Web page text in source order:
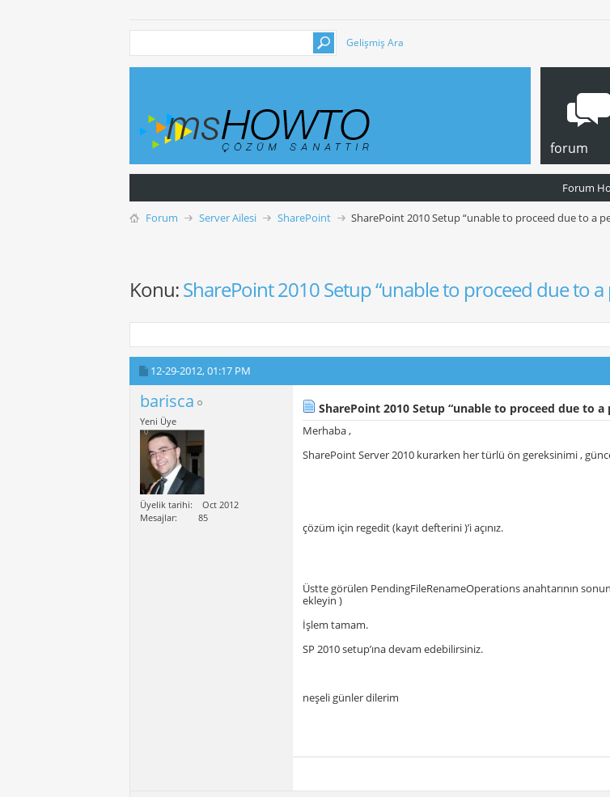
Gelişmiş Ara
forum
Forum
Forum Server Ailesi SharePoint SharePoint 2010 Setup “unable to proceed due to a
Konu:SharePoint 2010 Setup “unable to proceed due to
12-29-2012,01:17 PM
barisca
Yeni Üye
Üyelik tarihi
Oct 2012
Mesajlar
85
SharePoint 2010 Setup “unable to proceed due to
Merhaba ,
SharePoint Server 2010 kurarken her türlü ön gereksinimi ,
çözüm için regedit (kayıt defterini )’i açınız.
Üstte görülen PendingFileRenameOperations anahtarının
ekleyin )
İşlem tamam.
SP 2010 setup’ına devam edebilirsiniz.
neşeli günler dilerim